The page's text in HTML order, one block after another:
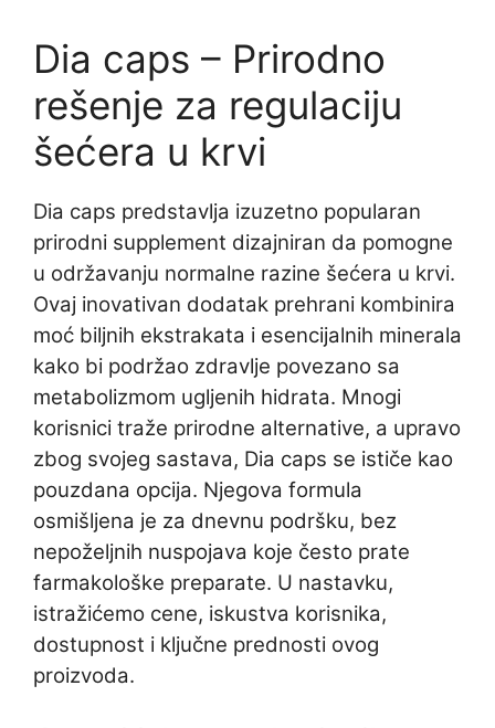
Dia caps – Prirodno
rešenje za regulaciju
šećera u krvi
Dia caps predstavlja izuzetno popularan
prirodni supplement dizajniran da pomogne
u održavanju normalne razine šećera u krvi.
Ovaj inovativan dodatak prehrani kombinira
moć biljnih ekstrakata i esencijalnih minerala
kako bi podržao zdravlje povezano sa
metabolizmom ugljenih hidrata. Mnogi
korisnici traže prirodne alternative, a upravo
zbog svojeg sastava, Dia caps se ističe kao
pouzdana opcija. Njegova formula
osmišljena je za dnevnu podršku, bez
nepoželjnih nuspojava koje često prate
farmakološke preparate. U nastavku,
istražićemo cene, iskustva korisnika,
dostupnost i ključne prednosti ovog
proizvoda.